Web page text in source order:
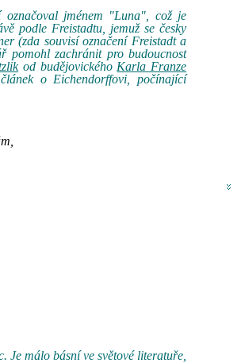
jménem "Luna", což je
podle Freistadtu, jemuž se česky
(zda souvisí označení Freistadt a
pomohl zachránit pro budoucnost
od budějovického Karla Franze
o Eichendorffovi, počínající
Je málo básní ve světové literatuře,